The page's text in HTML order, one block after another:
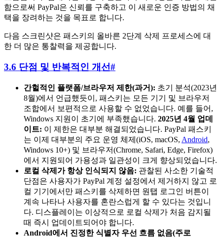
함으로써 PayPal은 신뢰를 구축하고 이 새로운 인증 방법의 채
택을 장려하는 것을 목표로 합니다.
다음 스크린샷은 패스키의 올바른 2단계 삭제 프로세스에 대
한 더 많은 통찰력을 제공합니다.
3.6 단점 및 반복적인 개선#
간헐적인 플랫폼/브라우저 제한(과거): 초기 분석(2023년
8월)에서 언급했듯이, 패스키는 모든 기기 및 브라우저
조합에서 보편적으로 사용할 수 없었습니다. 예를 들어,
Windows 지원이 초기에 부족했습니다. 2025년 4월 업데
이트: 이 제한은 대부분 해결되었습니다. PayPal 패스키
는 이제 대부분의 주요 운영 체제(iOS, macOS, Android,
Windows 10+) 및 브라우저(Chrome, Safari, Edge, Firefox)
에서 지원되어 가용성과 일관성이 크게 향상되었습니다.
로컬 삭제가 항상 인식되지 않음: 관찰된 사소한 기술적
단점은 사용자가 PayPal 계정 설정에서 제거하지 않고 로
컬 기기에서만 패스키를 삭제하면 원탭 로그인 버튼이
계속 나타나 사용자를 혼란스럽게 할 수 있다는 것입니
다. 디스플레이는 이상적으로 로컬 삭제가 처음 감지될
때 즉시 업데이트되어야 합니다.
Android에서 진정한 식별자 우선 흐름 없음(주로